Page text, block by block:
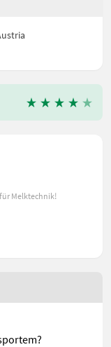
Melktechnik!